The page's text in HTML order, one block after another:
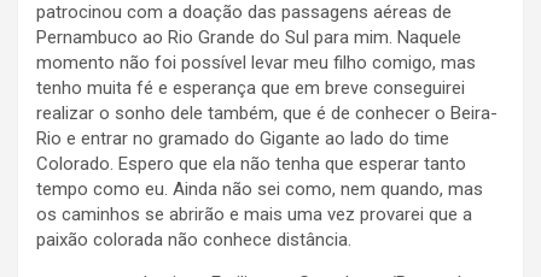
patrocinou com a doação das passagens aéreas de
Pernambuco ao Rio Grande do Sul para mim. Naquele
momento não foi possível levar meu filho comigo, mas
tenho muita fé e esperança que em breve conseguirei
realizar o sonho dele também, que é de conhecer o Beira-
Rio e entrar no gramado do Gigante ao lado do time
Colorado. Espero que ela não tenha que esperar tanto
tempo como eu. Ainda não sei como, nem quando, mas
os caminhos se abrirão e mais uma vez provarei que a
paixão colorada não conhece distância.